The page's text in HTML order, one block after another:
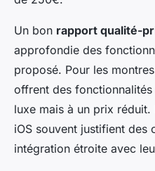
Un bon rapport qualité-
approfondie des
proposé. Pour les
offrent des
luxe mais à un prix
iOS souvent justifient des
intégration étroite avec